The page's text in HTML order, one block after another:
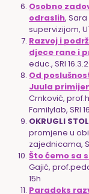
Osobno
odraslih,
supervizijom,
Razvoj i
djece rane i
educ., SRI
Od
Juula
Crnković,
Familylab, SRI
OKRUGLI
promjene u
zajednicama,
Što ćemo sa
Gajić,
15h
Paradoks